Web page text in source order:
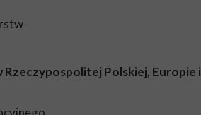
Rzeczypospolitej Polskiej, Europie i